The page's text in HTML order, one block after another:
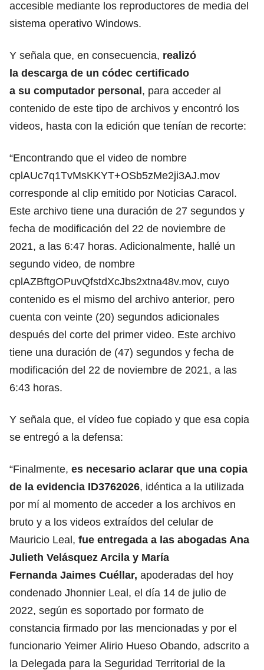
accesible mediante los reproductores de media del
sistema operativo Windows.
Y señala que, en consecuencia, realizó
la descarga de un códec certificado
a su computador personal, para acceder al
contenido de este tipo de archivos y encontró los
videos, hasta con la edición que tenían de recorte:
“Encontrando que el video de nombre
cplAUc7q1TvMsKKYT+OSb5zMe2ji3AJ.mov
corresponde al clip emitido por Noticias Caracol.
Este archivo tiene una duración de 27 segundos y
fecha de modificación del 22 de noviembre de
2021, a las 6:47 horas. Adicionalmente, hallé un
segundo video, de nombre
cplAZBftgOPuvQfstdXcJbs2xtna48v.mov, cuyo
contenido es el mismo del archivo anterior, pero
cuenta con veinte (20) segundos adicionales
después del corte del primer video. Este archivo
tiene una duración de (47) segundos y fecha de
modificación del 22 de noviembre de 2021, a las
6:43 horas.
Y señala que, el vídeo fue copiado y que esa copia
se entregó a la defensa:
“Finalmente, es necesario aclarar que una copia
de la evidencia ID3762026, idéntica a la utilizada
por mí al momento de acceder a los archivos en
bruto y a los videos extraídos del celular de
Mauricio Leal, fue entregada a las abogadas Ana
Julieth Velásquez Arcila y María
Fernanda Jaimes Cuéllar, apoderadas del hoy
condenado Jhonnier Leal, el día 14 de julio de
2022, según es soportado por formato de
constancia firmado por las mencionadas y por el
funcionario Yeimer Alirio Hueso Obando, adscrito a
la Delegada para la Seguridad Territorial de la